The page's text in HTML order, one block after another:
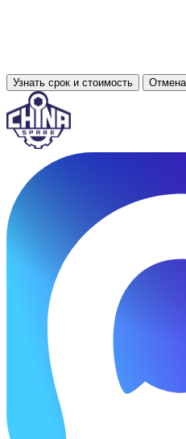
Узнать срок и стоимость Отмена